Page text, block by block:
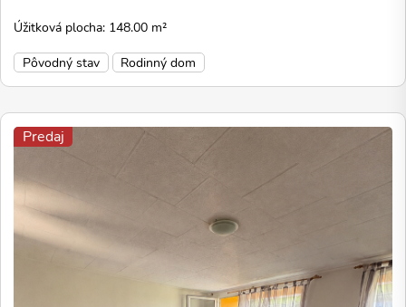
Úžitková plocha: 148.00 m²
Pôvodný stav
Rodinný dom
Predaj